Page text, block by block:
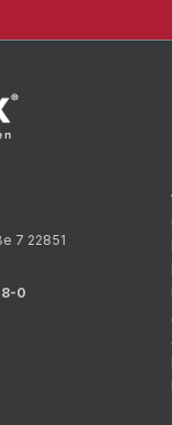
7 22851
0